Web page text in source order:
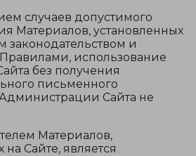
случаев допустимого
Материалов, установленных
и
использование
без получения
письменного
Сайта не
Материалов,
Сайте, является